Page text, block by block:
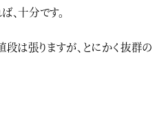
、十分です。
は張りますが、とにかく抜群の